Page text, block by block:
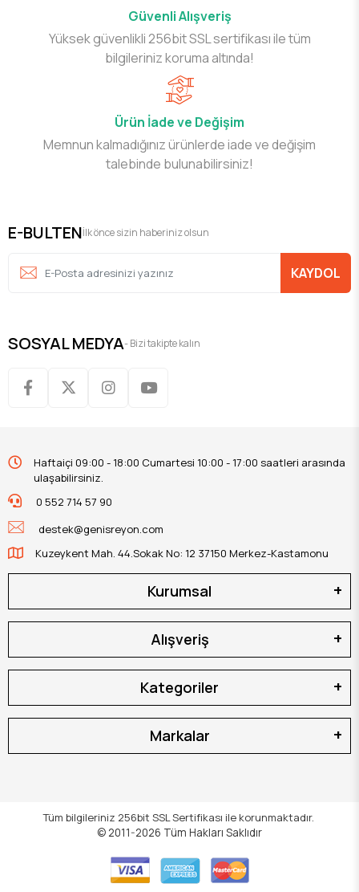
Güvenli Alışveriş
Yüksek güvenlikli 256bit SSL sertifikası ile tüm
bilgileriniz koruma altında!
Ürün İade ve Değişim
Memnun kalmadığınız ürünlerde iade ve değişim
talebinde bulunabilirsiniz!
E-BULTENİlk önce sizin haberiniz olsun
KAYDOL
SOSYAL MEDYA- Bizi takipte kalın
Haftaiçi 09:00 - 18:00 Cumartesi 10:00 - 17:00 saatleri arasında
ulaşabilirsiniz.
0 552 714 57 90
destek@genisreyon.com
Kuzeykent Mah. 44.Sokak No: 12 37150 Merkez-Kastamonu
Kurumsal
Alışveriş
Kategoriler
Markalar
Tüm bilgileriniz 256bit SSL Sertifikası ile korunmaktadır.
© 2011-2026 Tüm Hakları Saklıdır